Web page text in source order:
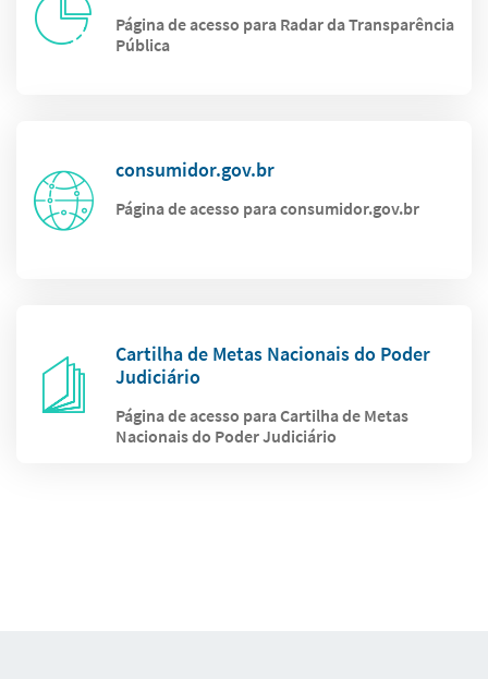
Página de acesso para Radar da Transparência
Pública
consumidor.gov.br
Página de acesso para consumidor.gov.br
Cartilha de Metas Nacionais do Poder
Judiciário
Página de acesso para Cartilha de Metas
Nacionais do Poder Judiciário